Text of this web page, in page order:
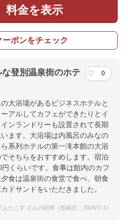
料金を表示
ーポンをチェック
登別温泉街のホテ
0
大浴場があるビジネスホテルと
アルしてカフェができたりとイ
ンランドリーも設置されて長期
ます。大浴場は内風呂のみなの
系列ホテルの第一滝本館の大浴
そちらをおすすめします。宿泊
くらいです。食事は館内のカフ
食は温泉街の食堂で食べ、朝食
ドサンドをいただきました。
んたこす さんの回答（投稿日：2024/7/ 1）